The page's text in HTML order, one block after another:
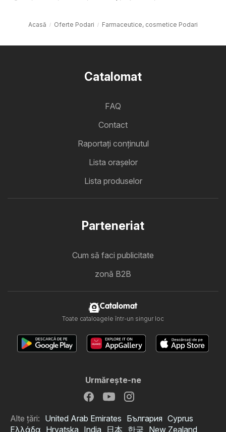
Acasă Oferte Podari Farmaceutice, cosmetice Podari
Catalomat
FAQ
Contact
Raportați conținutul
Lista oraşelor
Lista produselor
Parteneriat
Cum să faci publicitate
zonă B2B
Catalomat
Toate cataloagele într-un singur loc
Urmăreşte-ne
Alte țări: United Arab Emirates България Cyprus
Ελλάδα Hrvatska India 日本 한국 New Zealand